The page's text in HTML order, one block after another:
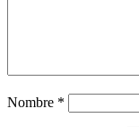
Nombre *